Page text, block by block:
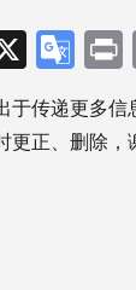
X
于传递更多
更正、删除，